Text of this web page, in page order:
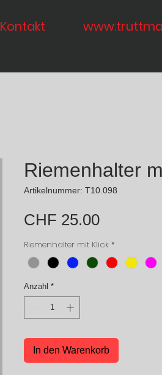
Kontakt
Riemenhalter
Artikelnummer: T10.098
CHF 25.00Preis
Riemenhalter mit Klick *
Anzahl *
In den Warenkorb